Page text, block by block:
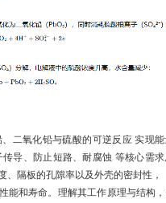
二氧化铅与硫酸的可逆反应 实现
导、防止短路、耐腐蚀 等核心需
、隔板的孔隙率以及外壳的密封性，
能和寿命。理解其工作原理与结构